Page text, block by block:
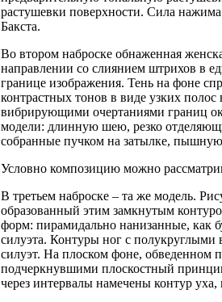
растушевки поверхности. Сила
Бакста.
Во втором наброске обнаженная
направлении со слиянием штрихов в
границе изображения. Тень на фоне
контрастных тонов в виде узких
вибрирующими очертаниями границ
модели: длинную шею, резко
собранные пучком на затылке,
Условно композицию можно
В третьем наброске – та же модель.
образованный этим замкнутым
форм: пирамидально нанизанные, как
силуэта. Контуры ног с полукруглыми
силуэт. На плоском фоне, обведенном
подчеркнувшими плоскостный
через интервалы намечены контур